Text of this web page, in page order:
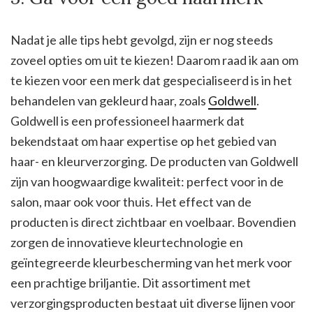
Nadat je alle tips hebt gevolgd, zijn er nog steeds
zoveel opties om uit te kiezen! Daarom raad ik aan om
te kiezen voor een merk dat gespecialiseerd is in het
behandelen van gekleurd haar, zoals Goldwell.
Goldwell is een professioneel haarmerk dat
bekendstaat om haar expertise op het gebied van
haar- en kleurverzorging. De producten van Goldwell
zijn van hoogwaardige kwaliteit: perfect voor in de
salon, maar ook voor thuis. Het effect van de
producten is direct zichtbaar en voelbaar. Bovendien
zorgen de innovatieve kleurtechnologie en
geïntegreerde kleurbescherming van het merk voor
een prachtige briljantie. Dit assortiment met
verzorgingsproducten bestaat uit diverse lijnen voor